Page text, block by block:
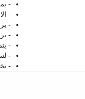
-
-
-
-
-
-
- تخصم 20 بالمائة من قيمة المنتج إذا كان